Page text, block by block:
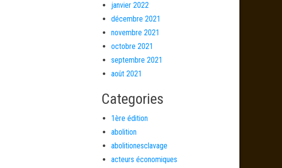
janvier 2022
décembre 2021
novembre 2021
octobre 2021
septembre 2021
août 2021
Categories
1ère édition
abolition
abolitionesclavage
acteurs économiques